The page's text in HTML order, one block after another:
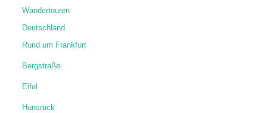
Wandertouren
Deutschland
Rund um Frankfurt
Bergstraße
Eifel
Hunsrück